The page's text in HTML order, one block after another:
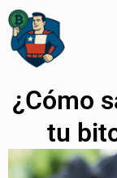
¿Cómo
tu